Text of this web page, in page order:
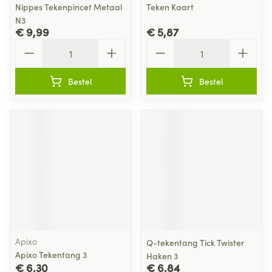
Nippes Tekenpincet Metaal
N3
€ 9,99
Bestel
Teken Kaart
€ 5,87
Bestel
Apixo
Apixo Tekentang 3
€ 6,30
Q-tekentang Tick Twister
Haken 3
€ 6,84